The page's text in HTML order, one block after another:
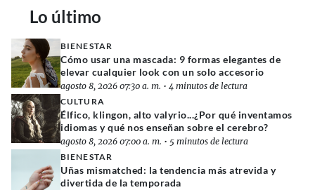
Lo último
BIENESTAR
Cómo usar una mascada: 9 formas elegantes de
elevar cualquier look con un solo accesorio
agosto 8, 2026 07:30 a. m. • 4 minutos de lectura
CULTURA
Élfico, klingon, alto valyrio...¿Por qué inventamos
idiomas y qué nos enseñan sobre el cerebro?
agosto 8, 2026 07:00 a. m. • 5 minutos de lectura
BIENESTAR
Uñas mismatched: la tendencia más atrevida y
divertida de la temporada